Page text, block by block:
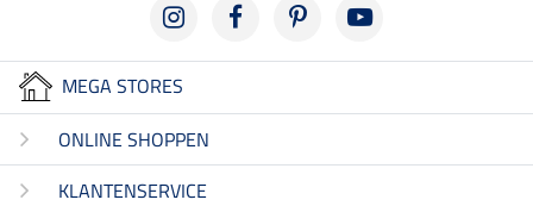
MEGA STORES
ONLINE SHOPPEN
KLANTENSERVICE